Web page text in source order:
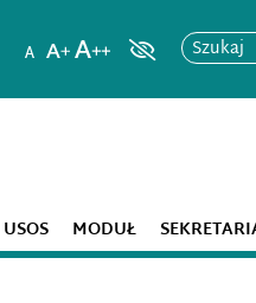
Szukaj
USOS MODUŁ